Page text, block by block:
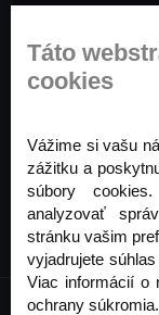
Buďte prvý, kto
noviniek ešte
Táto
cookies
Vážime si vašu
zážitku a
súbory
analyzovať
stránku vašim
vyjadrujete
Viac informácií o
ochrany súkromia.